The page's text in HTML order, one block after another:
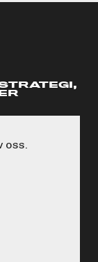
oss.